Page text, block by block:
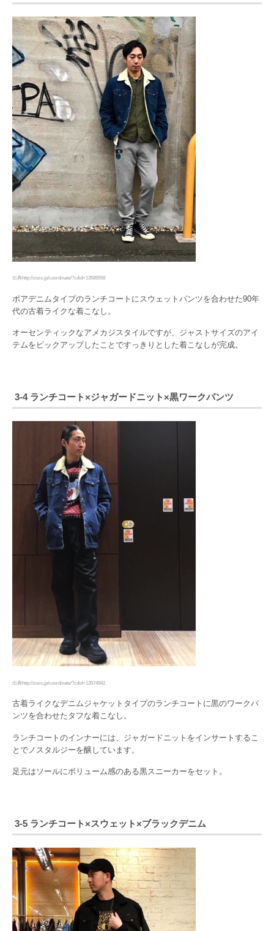
出典http://zozo.jp/coordinate/?cdid=13589558
ボアデニムタイプのランチコートにスウェットパンツを合わせた90年
代の古着ライクな着こなし。
オーセンティックなアメカジスタイルですが、ジャストサイズのアイ
テムをピックアップしたことですっきりとした着こなしが完成。
3-4 ランチコート×ジャガードニット×黒ワークパンツ
出典http://zozo.jp/coordinate/?cdid=13574942
古着ライクなデニムジャケットタイプのランチコートに黒のワークパ
ンツを合わせたタフな着こなし。
ランチコートのインナーには、ジャガードニットをインサートするこ
とでノスタルジーを醸しています。
足元はソールにボリューム感のある黒スニーカーをセット。
3-5 ランチコート×スウェット×ブラックデニム